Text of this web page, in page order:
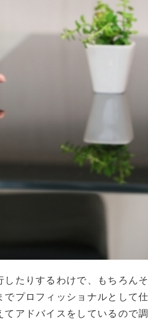
たりするわけで、もちろん
プロフィッショナルとして
アドバイスをしているので